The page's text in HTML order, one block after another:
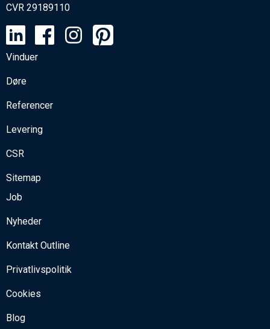
CVR 29189110
Vinduer
Døre
Referencer
Levering
CSR
Sitemap
Job
Nyheder
Kontakt Outline
Privatlivspolitik
Cookies
Blog